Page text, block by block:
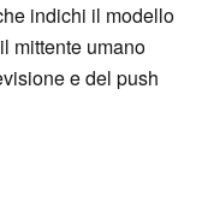
indichi il modello
mittente umano
e del push